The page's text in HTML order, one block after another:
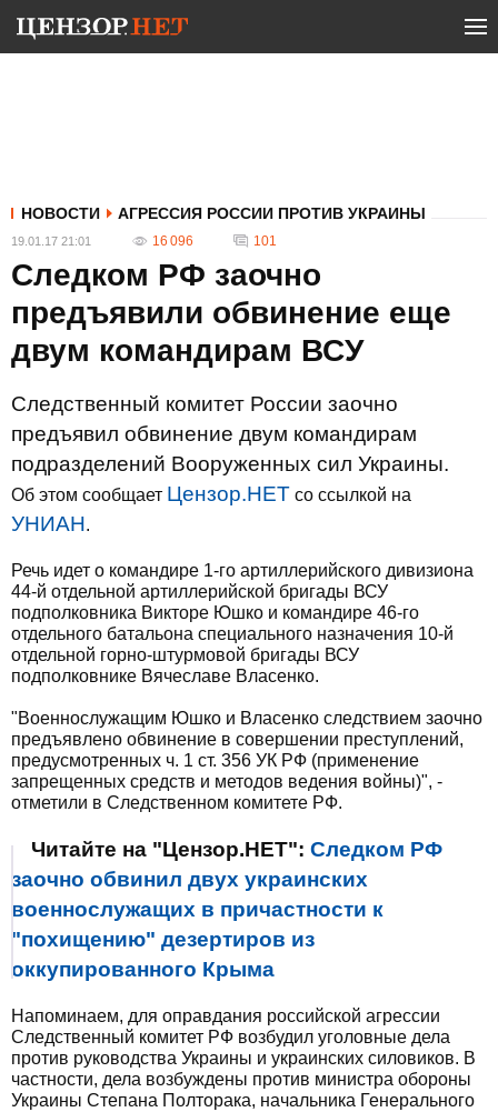
НОВОСТИ АГРЕССИЯ РОССИИ ПРОТИВ УКРАИНЫ
19.01.17 21:01 16 096 101
Следком РФ заочно
предъявили обвинение еще
двум командирам ВСУ
Следственный комитет России заочно
предъявил обвинение двум командирам
подразделений Вооруженных сил Украины.
Об этом сообщает Цензор.НЕТ со ссылкой на
УНИАН.
Речь идет о командире 1-го артиллерийского дивизиона
44-й отдельной артиллерийской бригады ВСУ
подполковника Викторе Юшко и командире 46-го
отдельного батальона специального назначения 10-й
отдельной горно-штурмовой бригады ВСУ
подполковнике Вячеславе Власенко.
"Военнослужащим Юшко и Власенко следствием заочно
предъявлено обвинение в совершении преступлений,
предусмотренных ч. 1 ст. 356 УК РФ (применение
запрещенных средств и методов ведения войны)", -
отметили в Следственном комитете РФ.
Читайте на "Цензор.НЕТ": Следком РФ
заочно обвинил двух украинских
военнослужащих в причастности к
"похищению" дезертиров из
оккупированного Крыма
Напоминаем, для оправдания российской агрессии
Следственный комитет РФ возбудил уголовные дела
против руководства Украины и украинских силовиков. В
частности, дела возбуждены против министра обороны
Украины Степана Полторака, начальника Генерального